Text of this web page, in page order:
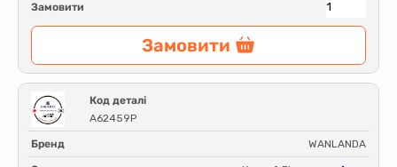
Замовити
Замовити
Код деталі
A62459P
Бренд WANLANDA